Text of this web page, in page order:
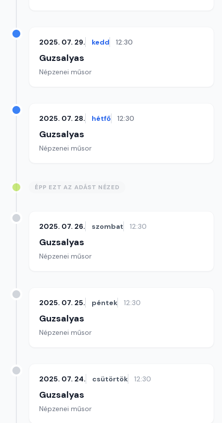
2025. 07. 29. kedd 12:30
Guzsalyas
Népzenei műsor
2025. 07. 28. hétfő 12:30
Guzsalyas
Népzenei műsor
ÉPP EZT AZ ADÁST NÉZED
2025. 07. 26. szombat 12:30
Guzsalyas
Népzenei műsor
2025. 07. 25. péntek 12:30
Guzsalyas
Népzenei műsor
2025. 07. 24. csütörtök 12:30
Guzsalyas
Népzenei műsor